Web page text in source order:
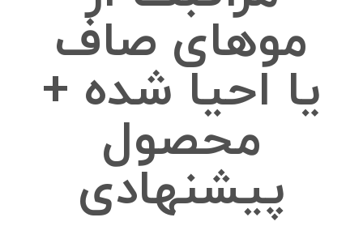
موهای صاف
یا احیا شده +
محصول
پیشنهادی